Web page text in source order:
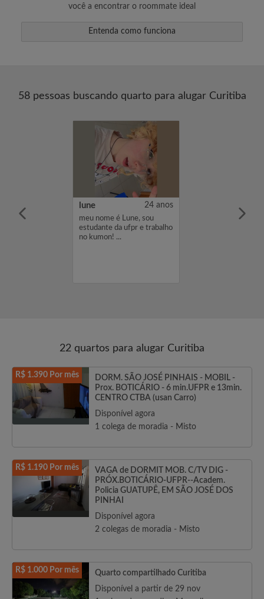
você a encontrar o roommate ideal
Entenda como funciona
58 pessoas buscando quarto para alugar Curitiba
agradável e
lune 24 anos
meu nome é Lune, sou
estudante da ufpr e trabalho
no kumon! ...
22 quartos para alugar Curitiba
R$ 1.390 Por mês
DORM. SÃO JOSÉ PINHAIS - MOBIL -
Prox. BOTICÁRIO - 6 min.UFPR e 13min.
CENTRO CTBA (usan Carro)
Disponível agora
1 colega de moradia - Misto
R$ 1.190 Por mês
VAGA de DORMIT MOB. C/TV DIG -
PRÓX.BOTICÁRIO-UFPR--Academ.
Policia GUATUPÊ, EM SÃO JOSÉ DOS
PINHAI
Disponível agora
2 colegas de moradia - Misto
R$ 1.000 Por mês
Quarto compartilhado Curitiba
Disponível a partir de 29 nov